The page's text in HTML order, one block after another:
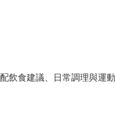
飲食建議、日常調理與運